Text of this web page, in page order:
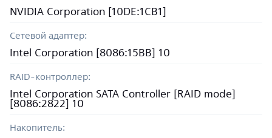
NVIDIA Corporation [10DE:1CB1]
Сетевой адаптер:
Intel Corporation [8086:15BB] 10
RAID-контроллер:
Intel Corporation SATA Controller [RAID mode]
[8086:2822] 10
Накопитель: